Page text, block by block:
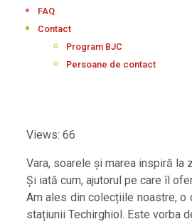
FAQ
Contact
Program BJC
Persoane de contact
Views: 66
Vara, soarele și marea inspiră
Și iată cum, ajutorul pe care îl
Am ales din colecțiile noastre, o
stațiunii Techirghiol. Este vorba